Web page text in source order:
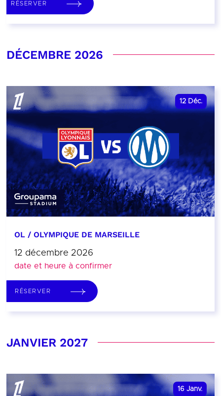
RÉSERVER
DÉCEMBRE 2026
12 Déc.
OL / OLYMPIQUE DE MARSEILLE
12 décembre 2026
date et heure à confirmer
RÉSERVER
JANVIER 2027
16 Janv.